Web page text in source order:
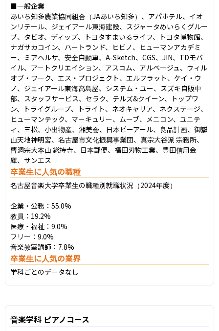
■一般企業
あいち知多農業協同組合（JAあいち知多）、アパホテル、イオ
ンリテール、ジェイアール東海建設、スジャータめいらくグルー
プ、タビオ、ディップ、トヨタすまいるライフ、トヨタ博物館、
ナガサカコイン、ハートランド、ヒビノ、ヒューマンアカデミ
ー、ミアヘルサ、安全⾃動⾞、A-Sketch、CGS、JIN、TDモバ
イル、アートクリエイション、アスコム、アルページュ、ウィル
オブ・ワーク、エス・プロジェクト、エルフラット、ケイ・ウ
ノ、ジェイアール東海⾼島屋、システム・ユー、スズキ⾃販中
部、スタッフサービス、セラク、テルズ&クイーン、トップワ
ン、トライグループ、トライト、ネオキャリア、ネクステージ、
ヒューマンテック、マーキュリー、ムーブ、メニコン、ユニテ
ィ、三松、⼩出物産、湘美会、⽇本ピーアール、良品計画、御嶽
⼭天地神明宮、名古屋市⽂化振興事業団、真宗⼤⾕派 宗務所、
曹洞宗⼤本⼭ 総持寺、⽇本郵便、福⽥刃物⼯業、豊⽥信⽤⾦
庫、サンエス
卒業生に人気の職種
名古屋音楽大学卒業生の職種別就職状況（2024年度）
企業・公務：55.0%
教員：19.2%
医療・福祉：9.0%
フリー：9.0%
音楽教室講師：7.8%
卒業生に人気の業界
学科ごとのデータなし
音楽学科 ピアノコース